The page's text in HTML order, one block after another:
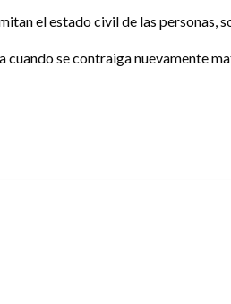
el estado civil de las personas,
cuando se contraiga nuevamente